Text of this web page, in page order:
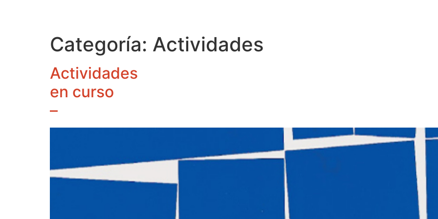
Categoría: Actividades
Actividades
en curso
–